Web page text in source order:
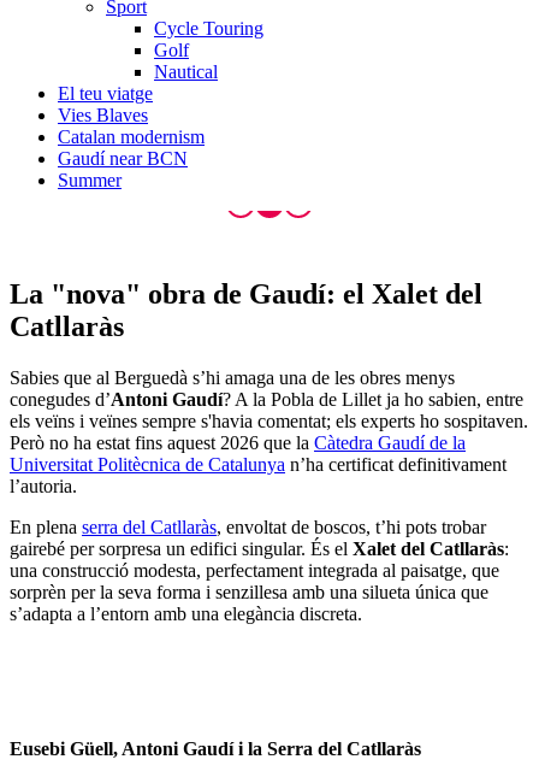
Sport
Cycle Touring
Golf
Nautical
El teu viatge
Vies Blaves
Catalan modernism
Gaudí near BCN
Summer
La "nova" obra de Gaudí: el Xalet del
Catllaràs
Sabies que al Berguedà s’hi amaga una de les obres menys
conegudes d’Antoni Gaudí? A la Pobla de Lillet ja ho sabien, entre
els veïns i veïnes sempre s'havia comentat; els experts ho sospitaven.
Però no ha estat fins aquest 2026 que la Càtedra Gaudí de la
Universitat Politècnica de Catalunya n’ha certificat definitivament
l’autoria.
En plena serra del Catllaràs, envoltat de boscos, t’hi pots trobar
gairebé per sorpresa un edifici singular. És el Xalet del Catllaràs:
una construcció modesta, perfectament integrada al paisatge, que
sorprèn per la seva forma i senzillesa amb una silueta única que
s’adapta a l’entorn amb una elegància discreta.
Eusebi Güell, Antoni Gaudí i la Serra del Catllaràs